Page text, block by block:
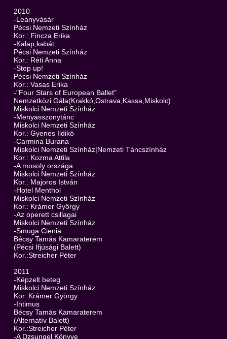
2010
-Leányvásár
Pécsi Nemzeti Színház
Kor.: Fincza Erika
-Kalap,kabát
Pécsi Nemzeti Színház
Kor.: Réti Anna
-Step up!
Pécsi Nemzeti Színház
Kor.: Vasas Erika
-"Four Stars of European Ballet"
Nemzetközi Gála(Krakkó,Ostrava,Kassa,Miskolc)
Miskolci Nemzeti Színház
-Menyasszonytánc
Miskolci Nemzeti Színház
Kor.: Gyenes Ildikó
-Carmina Burana
Miskolci Nemzeti Színház|Nemzeti Táncszínház
Kor.: Kozma Attila
-A mosoly országa
Miskolci Nemzeti Színház
Kor.: Majoros István
-Hotel Menthol
Miskolci Nemzeti Színház
Kor.: Krámer György
-Az operett csillagai
Miskolci Nemzeti Színház
-Smuga Cienia
Bécsy Tamás Kamaraterem
(Pécsi Ifjúsági Balett)
Kor.:Streicher Péter
2011
-Képzelt beteg
Miskolci Nemzeti Színház
Kor.:Krámer György
-Intimus
Bécsy Tamás Kamaraterem
(Alternatív Balett)
Kor.:Streicher Péter
-A Dzsungel Könyve